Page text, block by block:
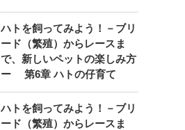
ハトを飼ってみよう！－ブリ
ード（繁殖）からレースま
で、新しいペットの楽しみ方
ー 第6章 ハトの仔育て
ハトを飼ってみよう！－ブリ
ード（繁殖）からレースま